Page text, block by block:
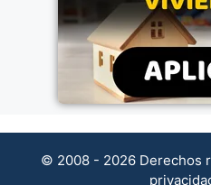
© 2008 - 2026 Derechos